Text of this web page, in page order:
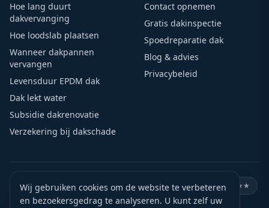
Hoe lang duurt
dakvervanging
Hoe loodslab plaatsen
Wanneer dakpannen
vervangen
Levensduur EPDM dak
Dak lekt water
Subsidie dakrenovatie
Verzekering bij dakschade
Contact opnemen
Gratis dakinspectie
Spoedreparatie dak
Blog & advies
Privacybeleid
🏛️KVK geregistreerd 🛡️ VCA gecertificeerd ⭐Google ★★★★★
🏅15+ jaar ervaring 📍 Actief door heel Nederland
Wij gebruiken cookies om de website te verbeteren
en bezoekersgedrag te analyseren. U kunt zelf uw